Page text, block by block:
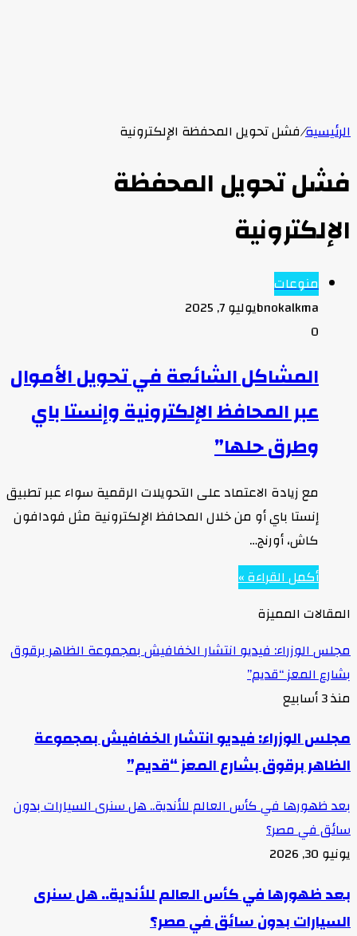
الرئيسية/فشل تحويل المحفظة الإلكترونية
فشل تحويل المحفظة
الإلكترونية
منوعات
bnokalkmaيوليو 7, 2025
0
المشاكل الشائعة في تحويل الأموال
عبر المحافظ الإلكترونية وإنستا باي
وطرق حلها”
مع زيادة الاعتماد على التحويلات الرقمية سواء عبر تطبيق
إنستا باي أو من خلال المحافظ الإلكترونية مثل فودافون
كاش، أورنج…
أكمل القراءة »
المقالات المميزة
مجلس الوزراء: فيديو انتشار الخفافيش بمجموعة الظاهر برقوق
بشارع المعز “قديم”
منذ 3 أسابيع
مجلس الوزراء: فيديو انتشار الخفافيش بمجموعة
الظاهر برقوق بشارع المعز “قديم”
بعد ظهورها في كأس العالم للأندية.. هل سنرى السيارات بدون
سائق في مصر؟
يونيو 30, 2026
بعد ظهورها في كأس العالم للأندية.. هل سنرى
السيارات بدون سائق في مصر؟